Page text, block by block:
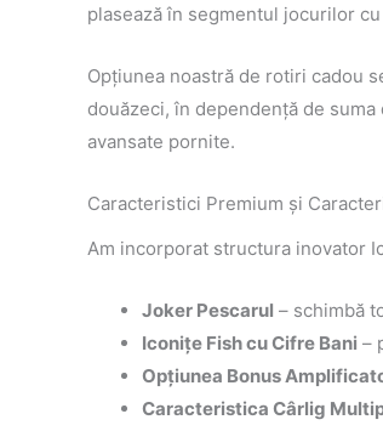
plasează în segmentul jocurilor
Opțiunea noastră de rotiri cadou
douăzeci, în dependență de
avansate pornite.
Caracteristici Premium și
Am incorporat structura inovator
Joker Pescarul – schimbă
Iconițe Fish cu Cifre Bani –
Opțiunea Bonus
Caracteristica Cârlig